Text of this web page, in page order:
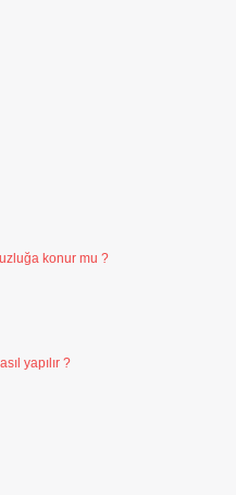
konur mu ?
yapılır ?